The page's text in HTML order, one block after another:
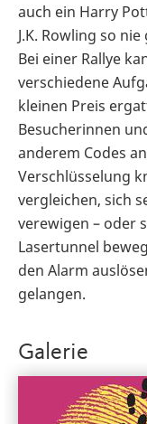
auch ein Harry
J.K. Rowling so
Bei einer Rallye
verschiedene
kleinen Preis
Besucherinnen
anderem Codes
Verschlüsselung
vergleichen, sich
verewigen – oder
Lasertunnel
den Alarm
gelangen.
Galerie